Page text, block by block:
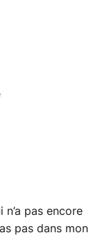
pas encore
pas dans mon